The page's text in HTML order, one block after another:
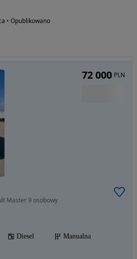
• Opublikowano
Master 9 osobowy
Diesel
Manualna
72 000 PLN